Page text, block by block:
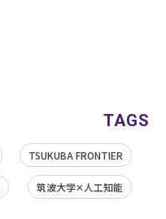
TAGS
TSUKUBA FRONTIER
筑波大学✕人工知能